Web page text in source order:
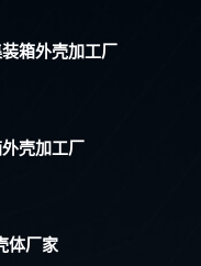
箱外壳加工厂
壳加工厂
体厂家